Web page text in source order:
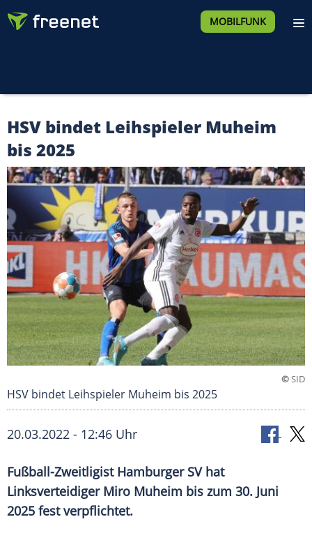
MOBILFUNK
HSV bindet Leihspieler Muheim
bis 2025
©SID
HSV bindet Leihspieler Muheim bis 2025
20.03.2022 - 12:46 Uhr
Fußball-Zweitligist Hamburger SV hat
Linksverteidiger Miro Muheim bis zum 30. Juni
2025 fest verpflichtet.